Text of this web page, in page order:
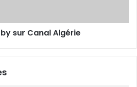
sur Canal Algérie